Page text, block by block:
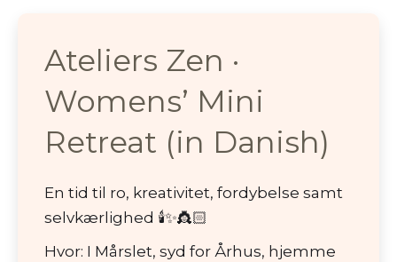
Ateliers Zen ·
Womens’ Mini
Retreat (in Danish)
En tid til ro, kreativitet, fordybelse samt
selvkærlighed 🕯✨👸🏻
Hvor: I Mårslet, syd for Århus, hjemme